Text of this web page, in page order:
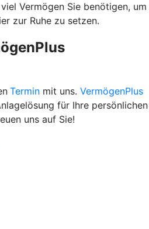
Vermögen Sie benötigen, um
zur Ruhe zu setzen.
Termin mit uns. VermögenPlus
für Ihre persönlichen
uns auf Sie!